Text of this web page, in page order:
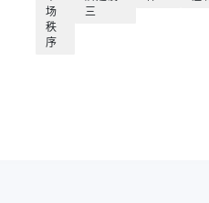
场
秩
序
三